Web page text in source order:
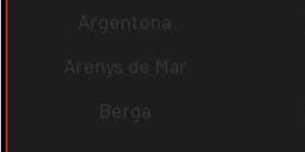
Argentona
Arenys de Mar
Berga